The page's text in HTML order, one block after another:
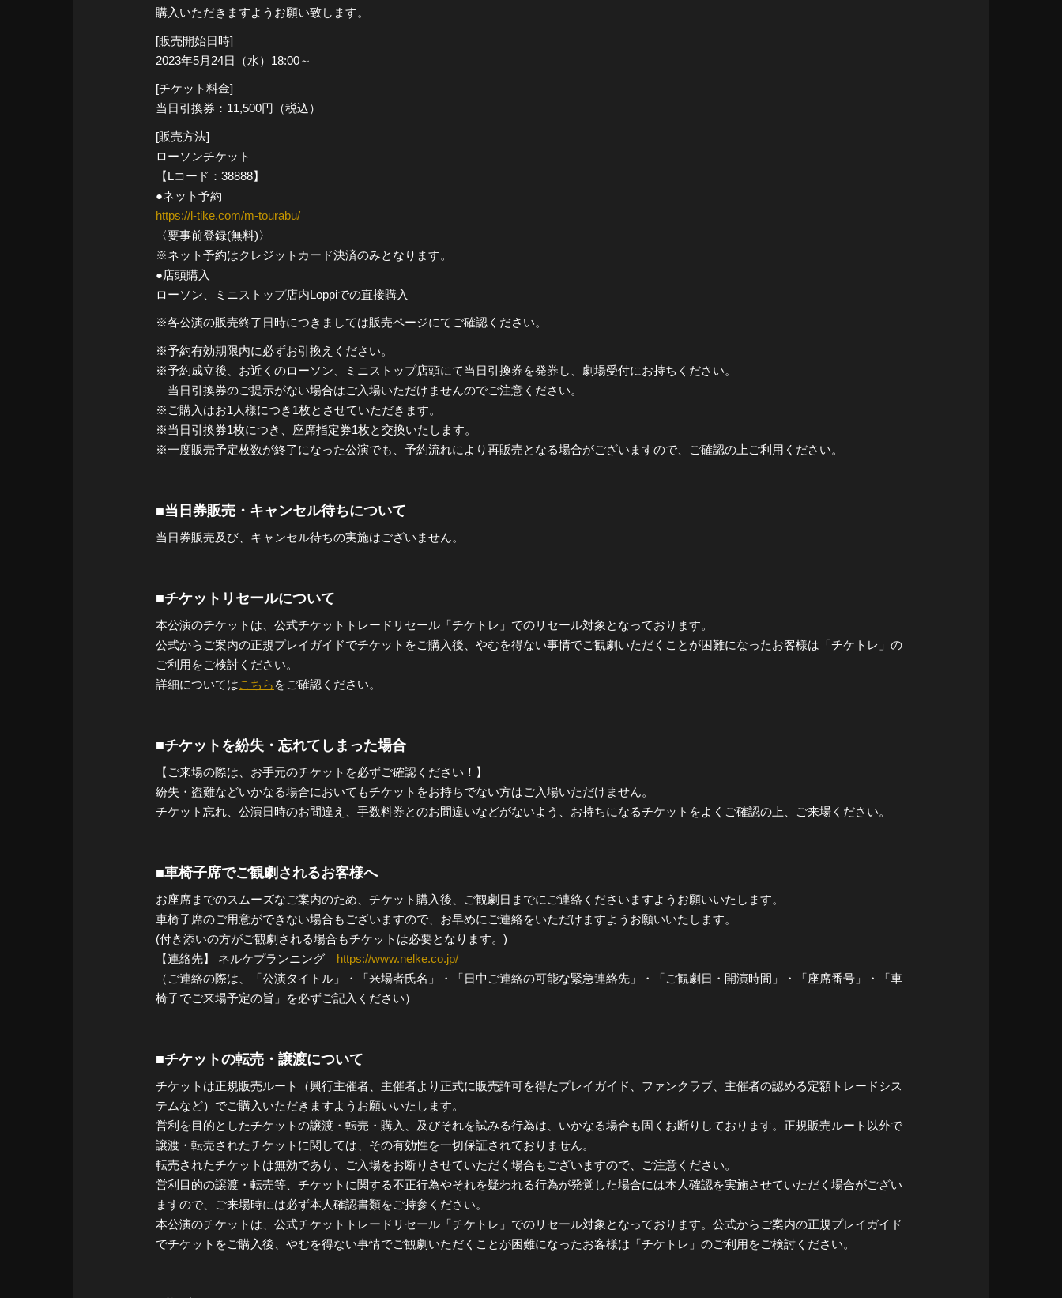
購入いただきますようお願い致します。
[販売開始日時]
2023年5月24日（水）18:00～
[チケット料金]
当日引換券：11,500円（税込）
[販売方法]
ローソンチケット
【Lコード：38888】
●ネット予約
https://l-tike.com/m-tourabu/
〈要事前登録(無料)〉
※ネット予約はクレジットカード決済のみとなります。
●店頭購入
ローソン、ミニストップ店内Loppiでの直接購入
※各公演の販売終了日時につきましては販売ページにてご確認ください。
※予約有効期限内に必ずお引換えください。
※予約成立後、お近くのローソン、ミニストップ店頭にて当日引換券を発券し、劇場受付にお持ちください。
当日引換券のご提示がない場合はご入場いただけませんのでご注意ください。
※ご購入はお1人様につき1枚とさせていただきます。
※当日引換券1枚につき、座席指定券1枚と交換いたします。
※一度販売予定枚数が終了になった公演でも、予約流れにより再販売となる場合がございますので、ご確認の上ご利用ください。
■当日券販売・キャンセル待ちについて
当日券販売及び、キャンセル待ちの実施はございません。
■チケットリセールについて
本公演のチケットは、公式チケットトレードリセール「チケトレ」でのリセール対象となっております。
公式からご案内の正規プレイガイドでチケットをご購入後、やむを得ない事情でご観劇いただくことが困難になったお客様は「チケトレ」の
ご利用をご検討ください。
詳細についてはこちら をご確認ください。
■チケットを紛失・忘れてしまった場合
【ご来場の際は、お手元のチケットを必ずご確認ください！】
紛失・盗難などいかなる場合においてもチケットをお持ちでない方はご入場いただけません。
チケット忘れ、公演日時のお間違え、手数料券とのお間違いなどがないよう、お持ちになるチケットをよくご確認の上、ご来場ください。
■車椅子席でご観劇されるお客様へ
お座席までのスムーズなご案内のため、チケット購入後、ご観劇日までにご連絡くださいますようお願いいたします。
車椅子席のご用意ができない場合もございますので、お早めにご連絡をいただけますようお願いいたします。
(付き添いの方がご観劇される場合もチケットは必要となります。)
【連絡先】 ネルケプランニング https://www.nelke.co.jp/
（ご連絡の際は、「公演タイトル」・「来場者氏名」・「日中ご連絡の可能な緊急連絡先」・「ご観劇日・開演時間」・「座席番号」・「車
椅子でご来場予定の旨」を必ずご記入ください）
■チケットの転売・譲渡について
チケットは正規販売ルート（興行主催者、主催者より正式に販売許可を得たプレイガイド、ファンクラブ、主催者の認める定額トレードシス
テムなど）でご購入いただきますようお願いいたします。
営利を目的としたチケットの譲渡・転売・購入、及びそれを試みる行為は、いかなる場合も固くお断りしております。正規販売ルート以外で
譲渡・転売されたチケットに関しては、その有効性を一切保証されておりません。
転売されたチケットは無効であり、ご入場をお断りさせていただく場合もございますので、ご注意ください。
営利目的の譲渡・転売等、チケットに関する不正行為やそれを疑われる行為が発覚した場合には本人確認を実施させていただく場合がござい
ますので、ご来場時には必ず本人確認書類をご持参ください。
本公演のチケットは、公式チケットトレードリセール「チケトレ」でのリセール対象となっております。公式からご案内の正規プレイガイド
でチケットをご購入後、やむを得ない事情でご観劇いただくことが困難になったお客様は「チケトレ」のご利用をご検討ください。